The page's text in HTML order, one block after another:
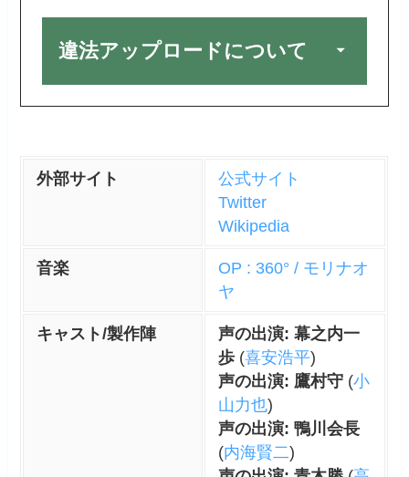
違法アップロードについて
外部サイト
公式サイト
Twitter
Wikipedia
音楽
OP : 360° / モリナオ
ヤ
キャスト/製作陣
声の出演: 幕之内一
歩(喜安浩平)
声の出演: 鷹村守(小
山力也)
声の出演: 鴨川会長
(内海賢二)